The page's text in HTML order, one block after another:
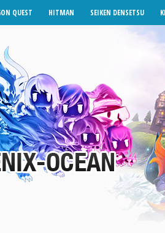
QUEST HITMAN SEIKEN DENSETSU